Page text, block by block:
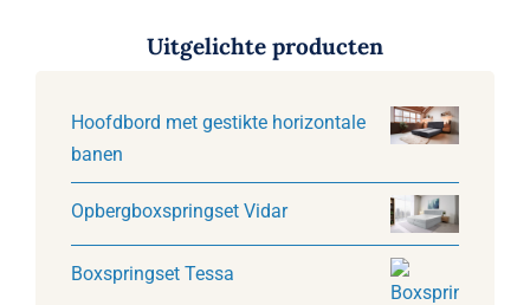
Uitgelichte producten
Hoofdbord met gestikte horizontale
banen
Opbergboxspringset Vidar
Boxspringset Tessa